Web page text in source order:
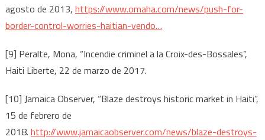
agosto de 2013, https://www.omaha.com/news/push-for-
border-control-worries-haitian-vendo…
[9] Peralte, Mona, “Incendie criminel a la Croix-des-Bossales”,
Haiti Liberte, 22 de marzo de 2017.
[10] Jamaica Observer, “Blaze destroys historic market in Haiti”,
15 de febrero de
2018. http://www.jamaicaobserver.com/news/blaze-destroys-